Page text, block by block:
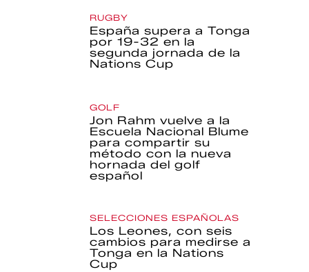
RUGBY
España supera a Tonga
por 19-32 en la
segunda jornada de la
Nations Cup
GOLF
Jon Rahm vuelve a la
Escuela Nacional Blume
para compartir su
método con la nueva
hornada del golf
español
SELECCIONES ESPAÑOLAS
Los Leones, con seis
cambios para medirse a
Tonga en la Nations
Cup